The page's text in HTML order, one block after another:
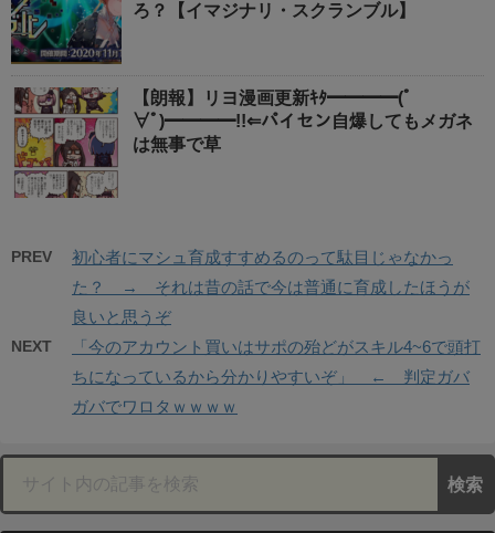
ろ？【イマジナリ・スクランブル】
【朗報】リヨ漫画更新ｷﾀ━━━━(ﾟ
∀ﾟ)━━━━!!⇐パイセン自爆してもメガネ
は無事で草
PREV
初心者にマシュ育成すすめるのって駄目じゃなかっ
た？ → それは昔の話で今は普通に育成したほうが
良いと思うぞ
NEXT
「今のアカウント買いはサポの殆どがスキル4~6で頭打
ちになっているから分かりやすいぞ」 ← 判定ガバ
ガバでワロタｗｗｗｗ